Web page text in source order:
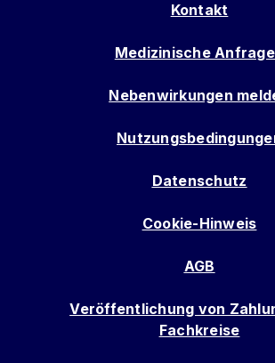
Kontakt
Medizinische
Nebenwirkungen
Datenschutz
Cookie-Hinweis
AGB
Veröffentlichung von
Fachkreise